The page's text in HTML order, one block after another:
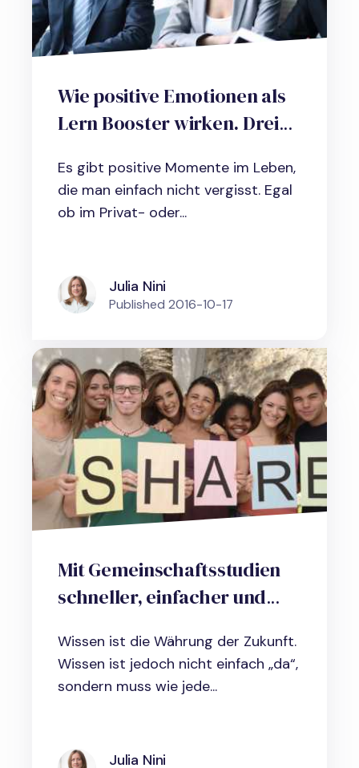
Wie positive Emotionen als
Lern Booster wirken. Drei
Umsetzung.
Es gibt positive Momente im Leben,
die man einfach nicht vergisst. Egal
ob im Privat- oder...
Julia Nini
Published 2016-10-17
Mit Gemeinschaftsstudien
schneller, einfacher und
Wissen produzieren.
Wissen ist die Währung der Zukunft.
Wissen ist jedoch nicht einfach „da“,
sondern muss wie jede...
Julia Nini